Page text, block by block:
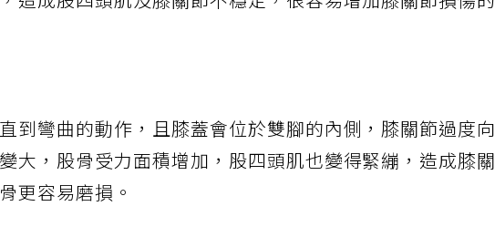
造成股四頭肌及膝關節不穩定，很容易增加膝關節損傷的
到彎曲的動作，且膝蓋會位於雙腳的內側，膝關節過度向
大，股骨受力面積增加，股四頭肌也變得緊繃，造成膝關
更容易磨損。